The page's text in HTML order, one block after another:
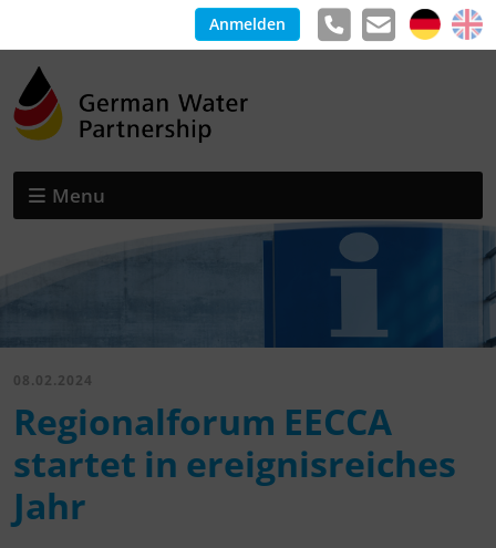
Anmelden
Menu
08.02.2024
Regionalforum EECCA
startet in ereignisreiches
Jahr